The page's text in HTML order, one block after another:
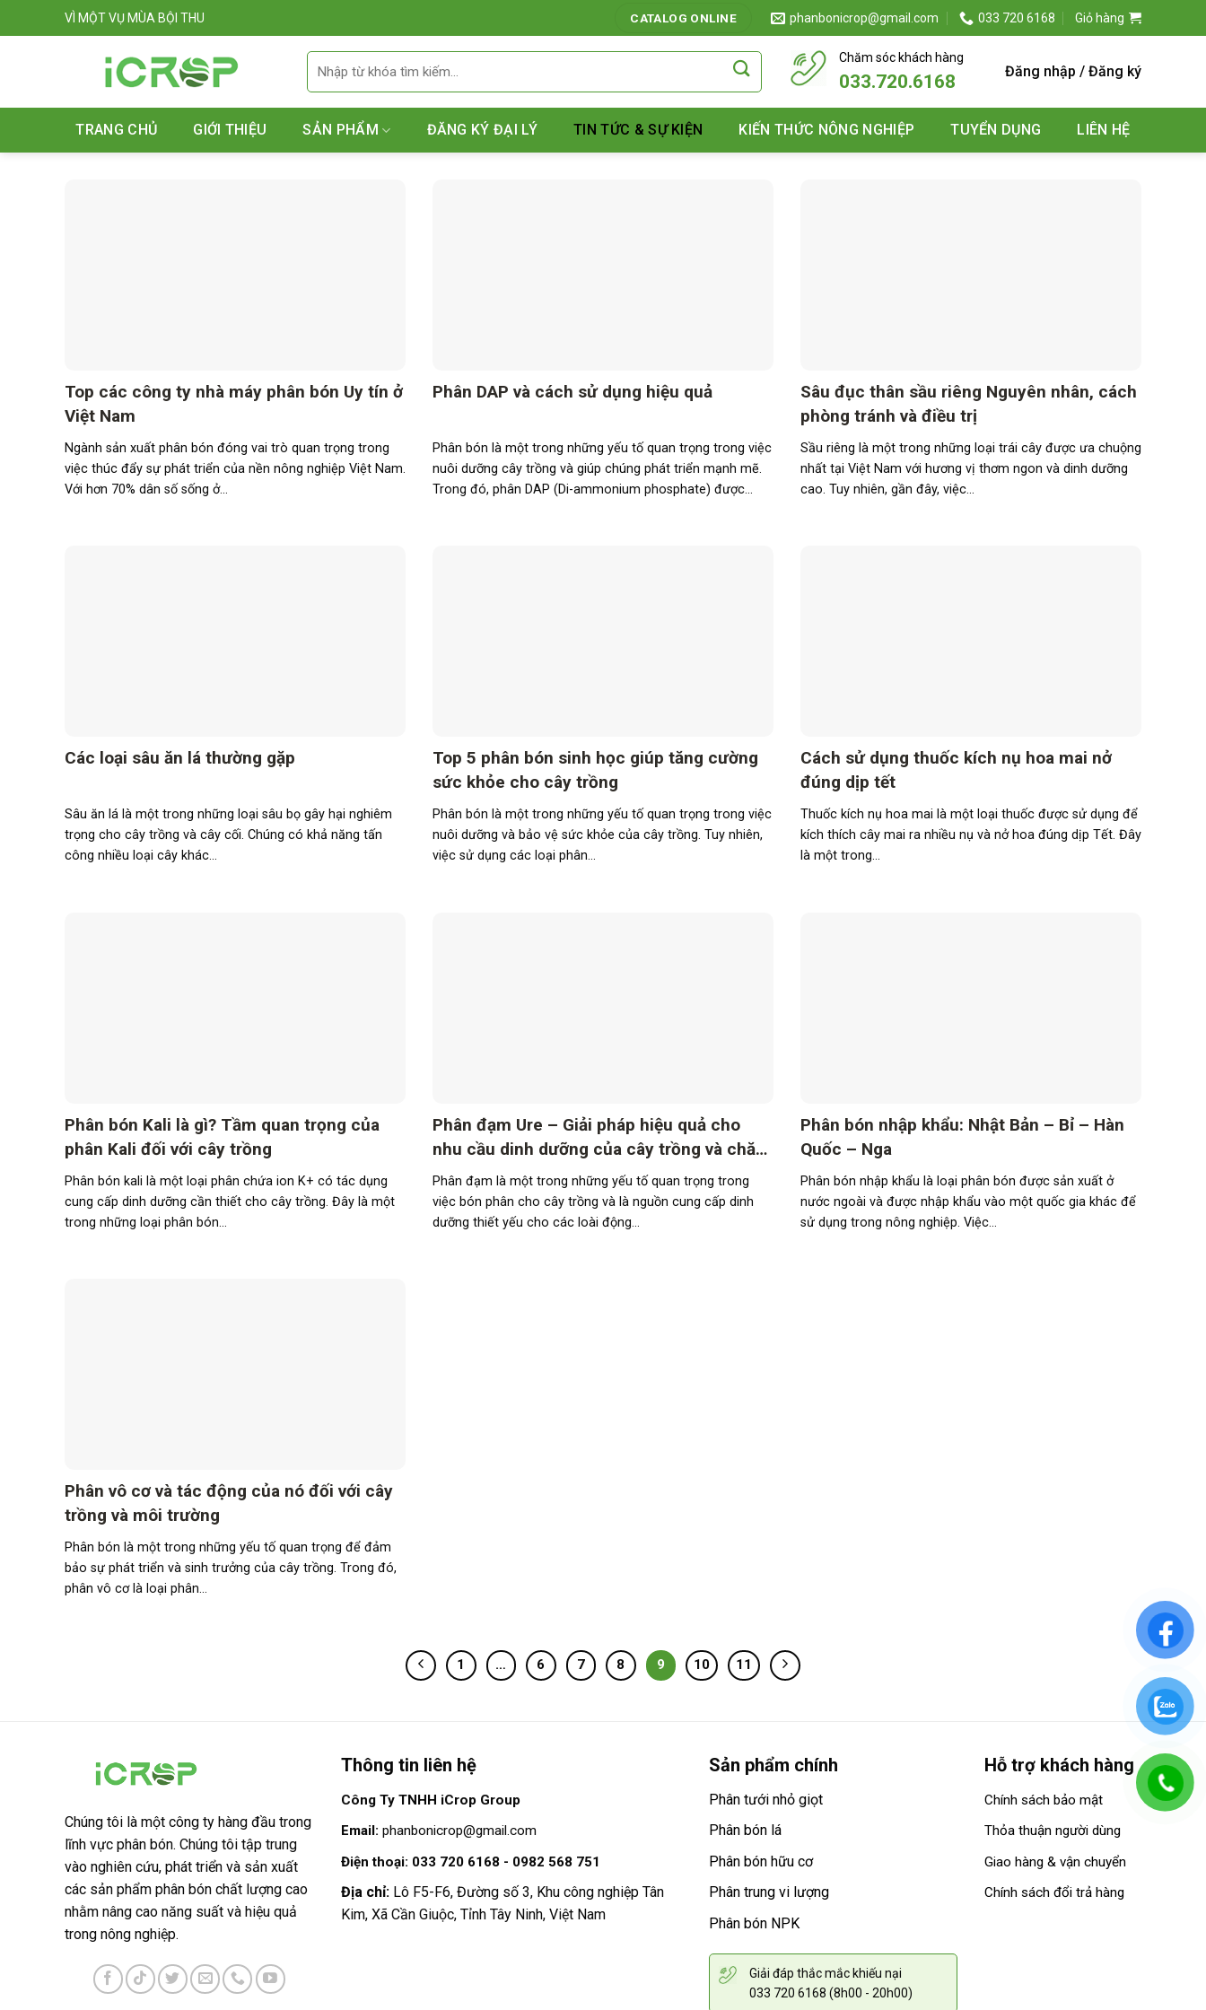
to
VÌ MỘT VỤ MÙA BỘI THU CATALOG ONLINE phanbonicrop@gmail.com 033 720 6168 Giỏ hàng
Tìm
kiếm:
Chăm sóc khách hàng
033.720.6168 Đăng nhập / Đăng ký
TRANG CHỦ GIỚI THIỆU SẢN PHẨM ĐĂNG KÝ ĐẠI LÝ TIN TỨC & SỰ KIỆN KIẾN THỨC NÔNG NGHIỆP TUYỂN DỤNG LIÊN HỆ
Top các công ty nhà máy phân bón Uy tín ở
Việt Nam
Ngành sản xuất phân bón đóng vai trò quan trọng trong
việc thúc đẩy sự phát triển của nền nông nghiệp Việt Nam.
Với hơn 70% dân số sống ở...
Phân DAP và cách sử dụng hiệu quả
Phân bón là một trong những yếu tố quan trọng trong việc
nuôi dưỡng cây trồng và giúp chúng phát triển mạnh mẽ.
Trong đó, phân DAP (Di-ammonium phosphate) được...
Sâu đục thân sầu riêng Nguyên nhân, cách
phòng tránh và điều trị
Sầu riêng là một trong những loại trái cây được ưa chuộng
nhất tại Việt Nam với hương vị thơm ngon và dinh dưỡng
cao. Tuy nhiên, gần đây, việc...
Các loại sâu ăn lá thường gặp
Sâu ăn lá là một trong những loại sâu bọ gây hại nghiêm
trọng cho cây trồng và cây cối. Chúng có khả năng tấn
công nhiều loại cây khác...
Top 5 phân bón sinh học giúp tăng cường
sức khỏe cho cây trồng
Phân bón là một trong những yếu tố quan trọng trong việc
nuôi dưỡng và bảo vệ sức khỏe của cây trồng. Tuy nhiên,
việc sử dụng các loại phân...
Cách sử dụng thuốc kích nụ hoa mai nở
đúng dịp tết
Thuốc kích nụ hoa mai là một loại thuốc được sử dụng để
kích thích cây mai ra nhiều nụ và nở hoa đúng dịp Tết. Đây
là một trong...
Phân bón Kali là gì? Tầm quan trọng của
phân Kali đối với cây trồng
Phân bón kali là một loại phân chứa ion K+ có tác dụng
cung cấp dinh dưỡng cần thiết cho cây trồng. Đây là một
trong những loại phân bón...
Phân đạm Ure – Giải pháp hiệu quả cho
nhu cầu dinh dưỡng của cây trồng và chăn
nuôi
Phân đạm là một trong những yếu tố quan trọng trong
việc bón phân cho cây trồng và là nguồn cung cấp dinh
dưỡng thiết yếu cho các loài động...
Phân bón nhập khẩu: Nhật Bản – Bỉ – Hàn
Quốc – Nga
Phân bón nhập khẩu là loại phân bón được sản xuất ở
nước ngoài và được nhập khẩu vào một quốc gia khác để
sử dụng trong nông nghiệp. Việc...
Phân vô cơ và tác động của nó đối với cây
trồng và môi trường
Phân bón là một trong những yếu tố quan trọng để đảm
bảo sự phát triển và sinh trưởng của cây trồng. Trong đó,
phân vô cơ là loại phân...
1 … 6 7 8 9 10 11
Chúng tôi là một công ty hàng đầu trong
lĩnh vực phân bón. Chúng tôi tập trung
vào nghiên cứu, phát triển và sản xuất
các sản phẩm phân bón chất lượng cao
nhằm nâng cao năng suất và hiệu quả
trong nông nghiệp.
Thông tin liên hệ
Công Ty TNHH iCrop Group
Email: phanbonicrop@gmail.com
Điện thoại: 033 720 6168 - 0982 568 751
Địa chỉ:Lô F5-F6, Đường số 3, Khu công nghiệp Tân
Kim, Xã Cần Giuộc, Tỉnh Tây Ninh, Việt Nam
Sản phẩm chính
Phân tưới nhỏ giọt
Phân bón lá
Phân bón hữu cơ
Phân trung vi lượng
Phân bón NPK
Giải đáp thắc mắc khiếu nại
033 720 6168 (8h00 - 20h00)
Hỗ trợ khách hàng
Chính sách bảo mật
Thỏa thuận người dùng
Giao hàng & vận chuyển
Chính sách đổi trả hàng